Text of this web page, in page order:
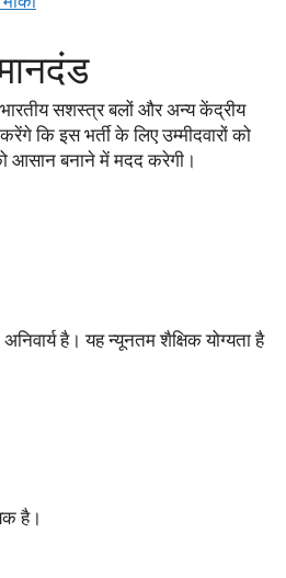
सशस्त्र बलों और अन्य केंद्रीय
कि इस भर्ती के लिए उम्मीदवारों को
आसान बनाने में मदद करेगी।
अनिवार्य है। यह न्यूनतम शैक्षिक योग्यता है
है।